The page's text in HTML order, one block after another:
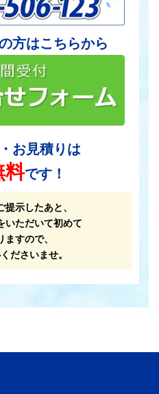
方はこちらから
お見積りは
料です！
示したあと、
いただいて初めて
ますので、
ださいませ。